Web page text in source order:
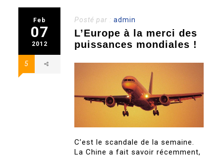
Feb
07
2012
5
Posté par :admin
L’Europe à la merci des
puissances mondiales !
C’est le scandale de la semaine.
La Chine a fait savoir récemment,